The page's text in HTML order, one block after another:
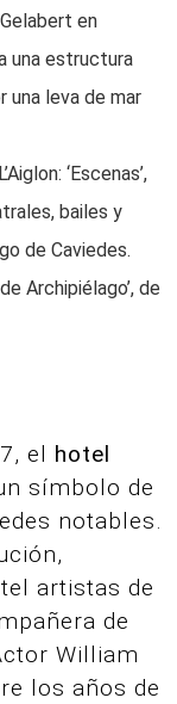
en
una estructura
una leva de mar
‘Escenas’,
bailes y
de Caviedes.
Archipiélago’, de
el hotel
símbolo de
notables.
artistas de
de
William
los años de